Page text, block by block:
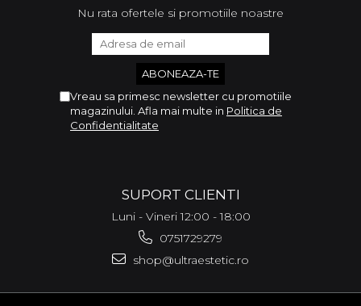
Nu rata ofertele si promotiile noastre
Vreau sa primesc newsletter cu promotiile
magazinului. Afla mai multe in Politica de
Confidentialitate
SUPORT CLIENTI
Luni - Vineri 12:00 - 18:00
0751729279
shop@ultraestetic.ro